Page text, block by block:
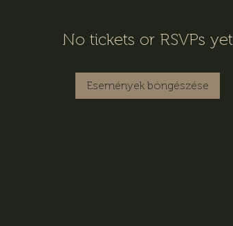
No tickets or RSVPs yet
Események böngészése